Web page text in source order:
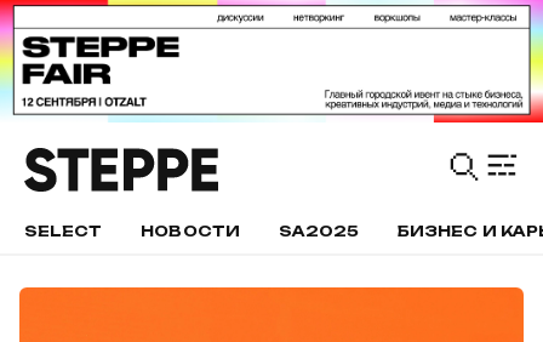
SELECT НОВОСТИ SA2025 БИЗНЕС И